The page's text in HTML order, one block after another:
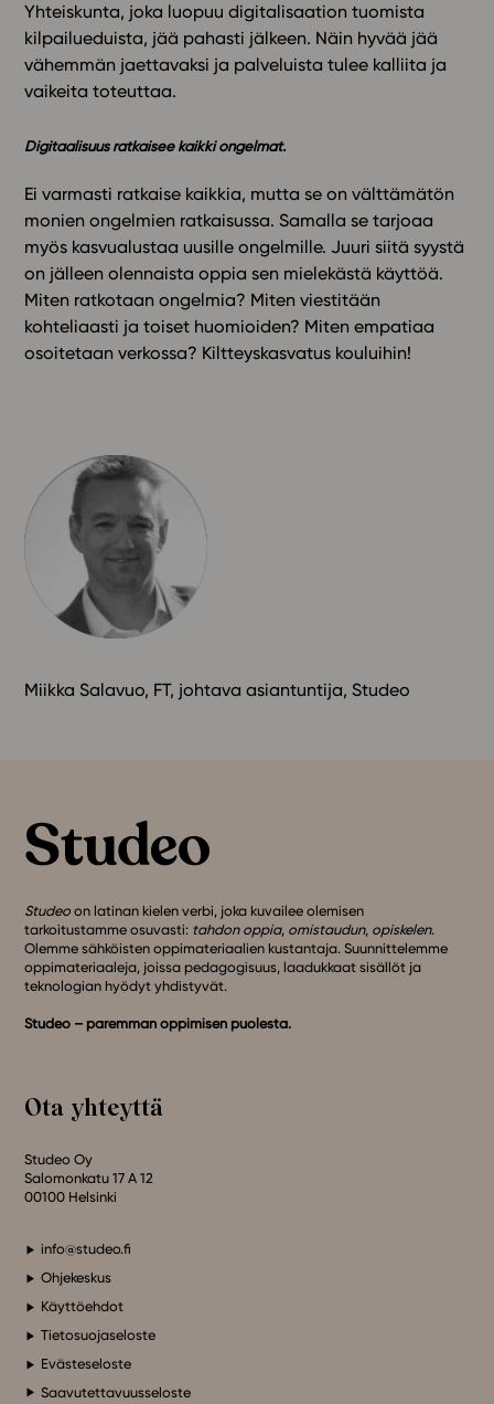
Yhteiskunta, joka luopuu digitalisaation tuomista
kilpailueduista, jää pahasti jälkeen. Näin hyvää jää
vähemmän jaettavaksi ja palveluista tulee kalliita ja
vaikeita toteuttaa.
Digitaalisuus ratkaisee kaikki ongelmat.
Ei varmasti ratkaise kaikkia, mutta se on välttämätön
monien ongelmien ratkaisussa. Samalla se tarjoaa
myös kasvualustaa uusille ongelmille. Juuri siitä syystä
on jälleen olennaista oppia sen mielekästä käyttöä.
Miten ratkotaan ongelmia? Miten viestitään
kohteliaasti ja toiset huomioiden? Miten empatiaa
osoitetaan verkossa? Kiltteyskasvatus kouluihin!
Miikka Salavuo, FT, johtava asiantuntija, Studeo
Studeo on latinan kielen verbi, joka kuvailee olemisen
tarkoitustamme osuvasti: tahdon oppia, omistaudun, opiskelen.
Olemme sähköisten oppimateriaalien kustantaja. Suunnittelemme
oppimateriaaleja, joissa pedagogisuus, laadukkaat sisällöt ja
teknologian hyödyt yhdistyvät.
Studeo – paremman oppimisen puolesta.
Ota yhteyttä
Studeo Oy
Salomonkatu 17 A 12
00100 Helsinki
info@studeo.fi
Ohjekeskus
Käyttöehdot
Tietosuojaseloste
Evästeseloste
Saavutettavuusseloste